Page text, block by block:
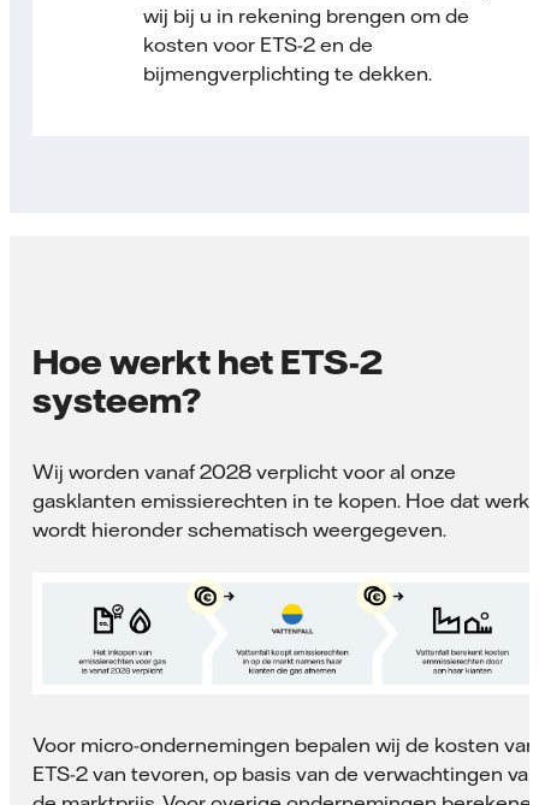
wij bij u in rekening brengen om de
kosten voor ETS-2 en de
bijmengverplichting te dekken.
Hoe werkt het ETS-2
systeem?
Wij worden vanaf 2028 verplicht voor al onze
gasklanten emissierechten in te kopen. Hoe dat
wordt hieronder schematisch weergegeven.
Voor micro-ondernemingen bepalen wij de kosten van
ETS-2 van tevoren, op basis van de verwachtingen